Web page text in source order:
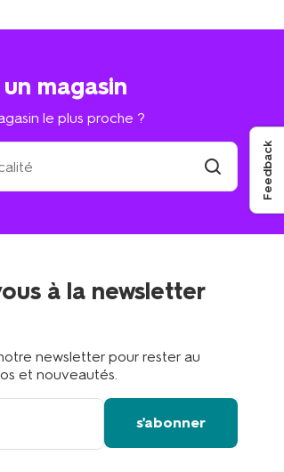
magasin
le plus proche ?
trouver
à la newsletter
newsletter pour rester au
et nouveautés.
s'abonner
Feedback